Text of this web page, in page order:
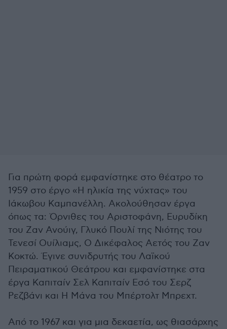
Για πρώτη φορά εμφανίστηκε στο θέατρο το
1959 στο έργο «Η ηλικία της νύχτας» του
Ιάκωβου Καμπανέλλη. Ακολούθησαν έργα
όπως τα: Όρνιθες του Αριστοφάνη, Ευρυδίκη
του Ζαν Ανούιγ, Γλυκό Πουλί της Νιότης του
Τενεσί Ουίλιαμς, Ο Δικέφαλος Αετός του Ζαν
Κοκτώ. Έγινε συνιδρυτής του Λαϊκού
Πειραματικού Θεάτρου και εμφανίστηκε στα
έργα Καπιταίν Σελ Καπιταίν Εσό του Σερζ
Ρεζβάνι και Η Μάνα του Μπέρτολτ Μπρεχτ.
Από το 1967 και για μια δεκαετία, ως θιασάρχης